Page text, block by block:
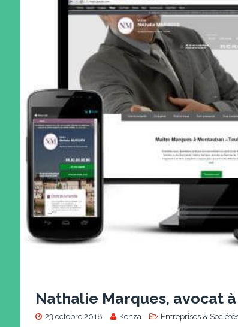
Nathalie Marques, avocat
23 octobre 2018 Kenza Entreprises &